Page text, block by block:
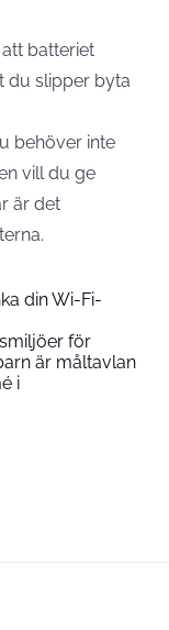
batteriet
du slipper byta
behöver inte
vill du ge
är det
din Wi-Fi-
för
är måltavlan
i